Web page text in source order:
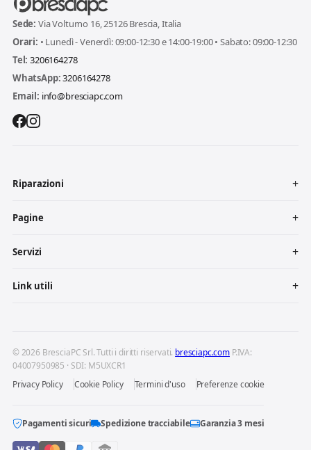
Sede: Via Volturno 16, 25126 Brescia, Italia
Orari: • Lunedì - Venerdì: 09:00-12:30 e 14:00-19:00 • Sabato: 09:00-12:30
Tel: 3206164278
WhatsApp:3206164278
Email: info@bresciapc.com
Riparazioni
Pagine
Servizi
Link utili
© 2026 BresciaPC Srl. Tutti i diritti riservati. bresciapc.com P.IVA:
04007950985 · SDI: M5UXCR1
Privacy Policy
Cookie Policy Termini d'uso Preferenze cookie
Pagamenti sicuri Spedizione tracciabile Garanzia 3 mesi